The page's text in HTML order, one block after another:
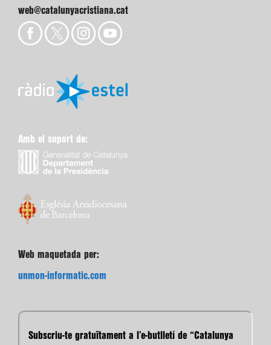
web@catalunyacristiana.cat
Amb el suport de:
Web maquetada per:
unmon-informatic.com
Subscriu-te gratuïtament a l’e-butlletí de “Catalunya